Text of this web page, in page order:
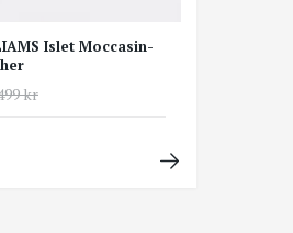
Islet Moccasin-
kr